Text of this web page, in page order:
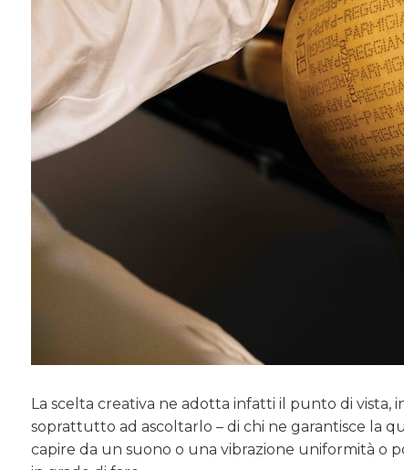
La scelta creativa ne adotta infatti il punto di
soprattutto ad ascoltarlo – di chi ne garantisce la
capire da un suono o una vibrazione uniformità o